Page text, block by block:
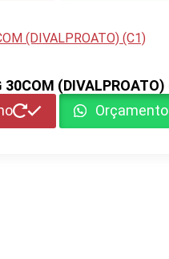
30COM